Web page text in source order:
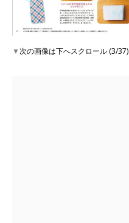
▼次の画像は下へスクロール (3/37)